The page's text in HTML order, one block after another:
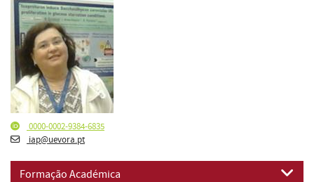
0000-0002-9384-6835
iap@uevora.pt
Formação Académica